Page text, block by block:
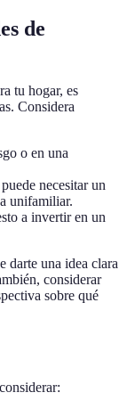
de
tu hogar, es
Considera
o en una
necesitar un
unifamiliar.
a invertir en un
darte una idea clara
considerar
sobre qué